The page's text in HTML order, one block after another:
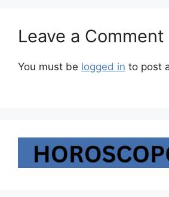
Leave a Comment
You must be logged in to post